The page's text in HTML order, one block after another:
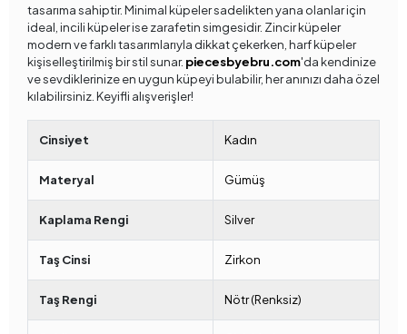
tasarıma sahiptir. Minimal küpeler sadelikten yana olanlar için
ideal, incili küpeler ise zarafetin simgesidir. Zincir küpeler
modern ve farklı tasarımlarıyla dikkat çekerken, harf küpeler
kişiselleştirilmiş bir stil sunar. piecesbyebru.com'da kendinize
ve sevdiklerinize en uygun küpeyi bulabilir, her anınızı daha özel
kılabilirsiniz. Keyifli alışverişler!
Cinsiyet Kadın
Materyal Gümüş
Kaplama Rengi Silver
Taş Cinsi Zirkon
Taş Rengi Nötr (Renksiz)